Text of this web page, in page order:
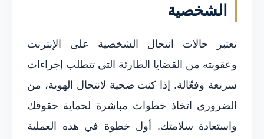
الشخصية
تعتبر حالات انتحال الشخصية على الإنترنت
وعقوبته من القضايا الطارئة التي تتطلب إجراءات
سريعة وفعّالة. إذا كنت ضحية لانتحال الهوية، من
الضروري اتخاذ خطوات مباشرة لحماية حقوقك
واستعادة سلامتك. أول خطوة في هذه العملية